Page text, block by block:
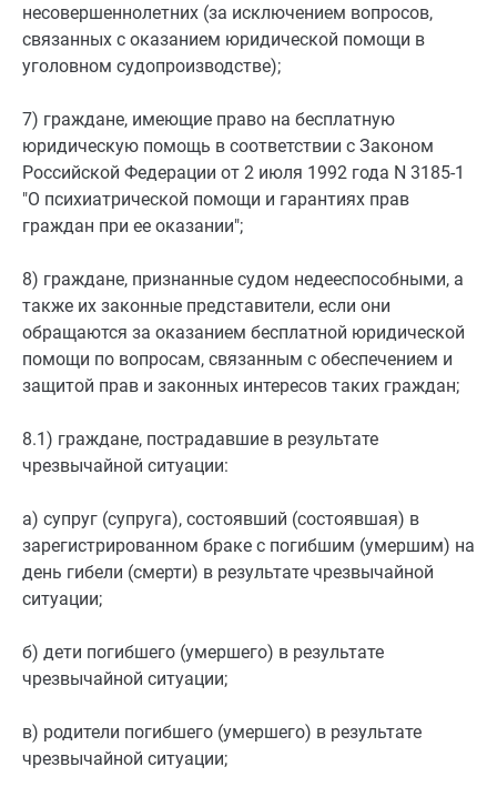
несовершеннолетних (за исключением вопросов,
связанных с оказанием юридической помощи в
уголовном судопроизводстве);
7) граждане, имеющие право на бесплатную
юридическую помощь в соответствии с Законом
Российской Федерации от 2 июля 1992 года N 3185-1
"О психиатрической помощи и гарантиях прав
граждан при ее оказании";
8) граждане, признанные судом недееспособными, а
также их законные представители, если они
обращаются за оказанием бесплатной юридической
помощи по вопросам, связанным с обеспечением и
защитой прав и законных интересов таких граждан;
8.1) граждане, пострадавшие в результате
чрезвычайной ситуации:
а) супруг (супруга), состоявший (состоявшая) в
зарегистрированном браке с погибшим (умершим) на
день гибели (смерти) в результате чрезвычайной
ситуации;
б) дети погибшего (умершего) в результате
чрезвычайной ситуации;
в) родители погибшего (умершего) в результате
чрезвычайной ситуации;